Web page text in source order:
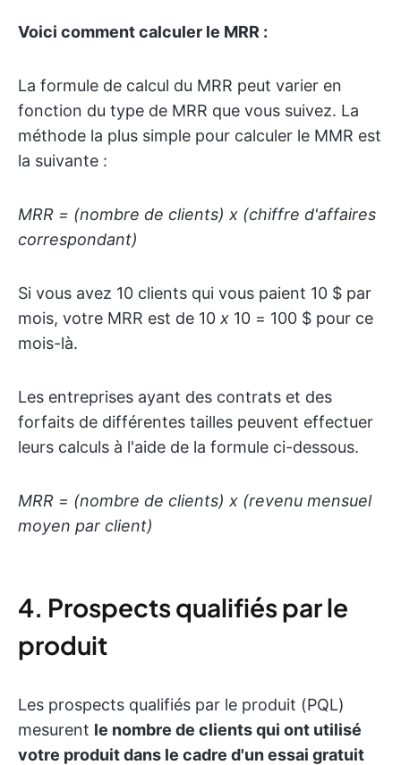
Voici comment calculer le MRR :
La formule de calcul du MRR peut varier en
fonction du type de MRR que vous suivez. La
méthode la plus simple pour calculer le MMR est
la suivante :
MRR = (nombre de clients) x (chiffre d'affaires
correspondant)
Si vous avez 10 clients qui vous paient 10 $ par
mois, votre MRR est de 10 x 10 = 100 $ pour ce
mois-là.
Les entreprises ayant des contrats et des
forfaits de différentes tailles peuvent effectuer
leurs calculs à l'aide de la formule ci-dessous.
MRR = (nombre de clients) x (revenu mensuel
moyen par client)
4. Prospects qualifiés par le
produit
Les prospects qualifiés par le produit (PQL)
mesurent le nombre de clients qui ont utilisé
votre produit dans le cadre d'un essai gratuit